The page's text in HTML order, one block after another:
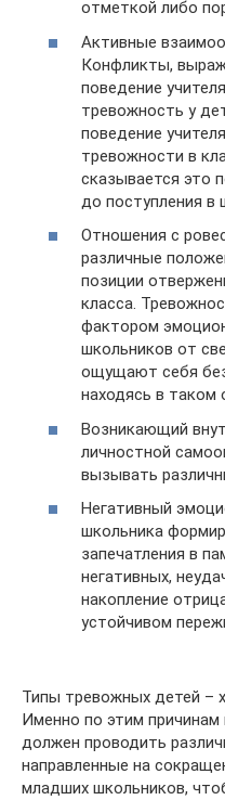
отметкой либо
Активные
Конфликты,
поведение
тревожность у
поведение
тревожности в
сказывается это
до поступления
Отношения с
различные
позиции
класса.
фактором
школьников от
ощущают себя
находясь в таком
Возникающий
личностной
вызывать
Негативный
школьника
запечатления в
негативных,
накопление
устойчивом
Типы тревожных детей –
Именно по этим причинам
должен проводить
направленные на
младших школьников,